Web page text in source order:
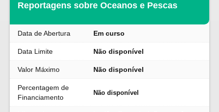
Reportagens sobre Oceanos e Pescas
Data de Abertura Em curso
Data Limite Não disponível
Valor Máximo Não disponível
Percentagem de
Financiamento
Não disponível